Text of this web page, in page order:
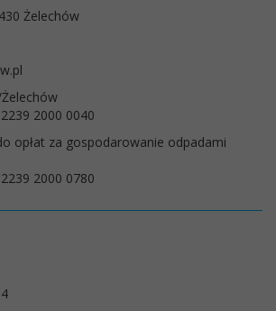
Żelechów
2000 0040
opłat za gospodarowanie odpadami
2000 0780